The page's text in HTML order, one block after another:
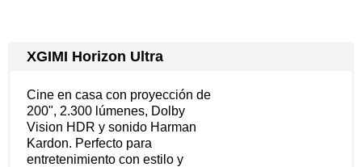
XGIMI Horizon Ultra
Cine en casa con proyección de
200", 2.300 lúmenes, Dolby
Vision HDR y sonido Harman
Kardon. Perfecto para
entretenimiento con estilo y